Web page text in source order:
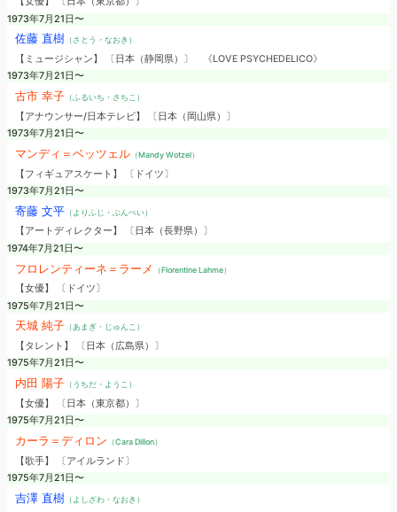
1973年7月21日〜
佐藤 直樹（さとう・なおき）
【ミュージシャン】 〔日本（静岡県）〕
《LOVE PSYCHEDELICO》
1973年7月21日〜
古市 幸子（ふるいち・さちこ）
【アナウンサー/日本テレビ】 〔日本（岡山県）〕
1973年7月21日〜
マンディ＝ベッツェル（Mandy Wotzel）
【フィギュアスケート】 〔ドイツ〕
1973年7月21日〜
寄藤 文平（よりふじ・ぶんぺい）
【アートディレクター】 〔日本（長野県）〕
1974年7月21日〜
フロレンティーネ＝ラーメ （Florentine Lahme）
【女優】 〔ドイツ〕
1975年7月21日〜
天城 純子（あまぎ・じゅんこ）
【タレント】 〔日本（広島県）〕
1975年7月21日〜
内田 陽子（うちだ・ようこ）
【女優】 〔日本（東京都）〕
1975年7月21日〜
カーラ＝ディロン （Cara Dillon）
【歌手】 〔アイルランド〕
1975年7月21日〜
吉澤 直樹（よしざわ・なおき）